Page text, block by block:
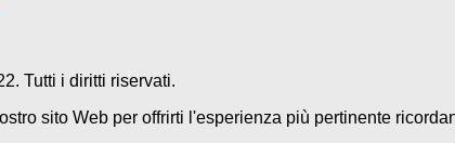
Tutti i diritti riservati.
sito Web per offrirti l'esperienza più pertinente